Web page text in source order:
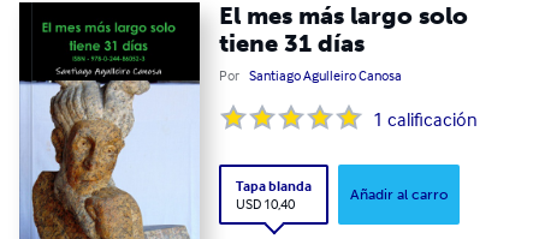
El mes más largo solo
tiene 31 días
Por Santiago Agulleiro Canosa
1 calificación
Tapa blanda
USD 10,40
Añadir al carro